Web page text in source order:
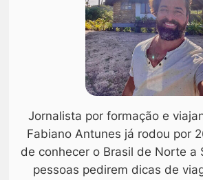
Jornalista por formação e
Fabiano Antunes já rodou por
de conhecer o Brasil de Norte a
pessoas pedirem dicas de